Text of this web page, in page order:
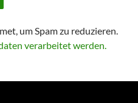
um Spam zu reduzieren.
verarbeitet werden.